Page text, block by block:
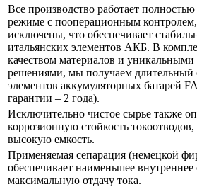
Все производство работает
режиме с пооперационным
исключены, что обеспечивает
итальянских элементов АКБ. В
качеством материалов и
решениями, мы получаем длительный
элементов аккумуляторных батарей
гарантии – 2 года).
Исключительно чистое сырье также
коррозионную стойкость
высокую емкость.
Применяемая сепарация (немецкой
обеспечивает наименьшее
максимальную отдачу тока.